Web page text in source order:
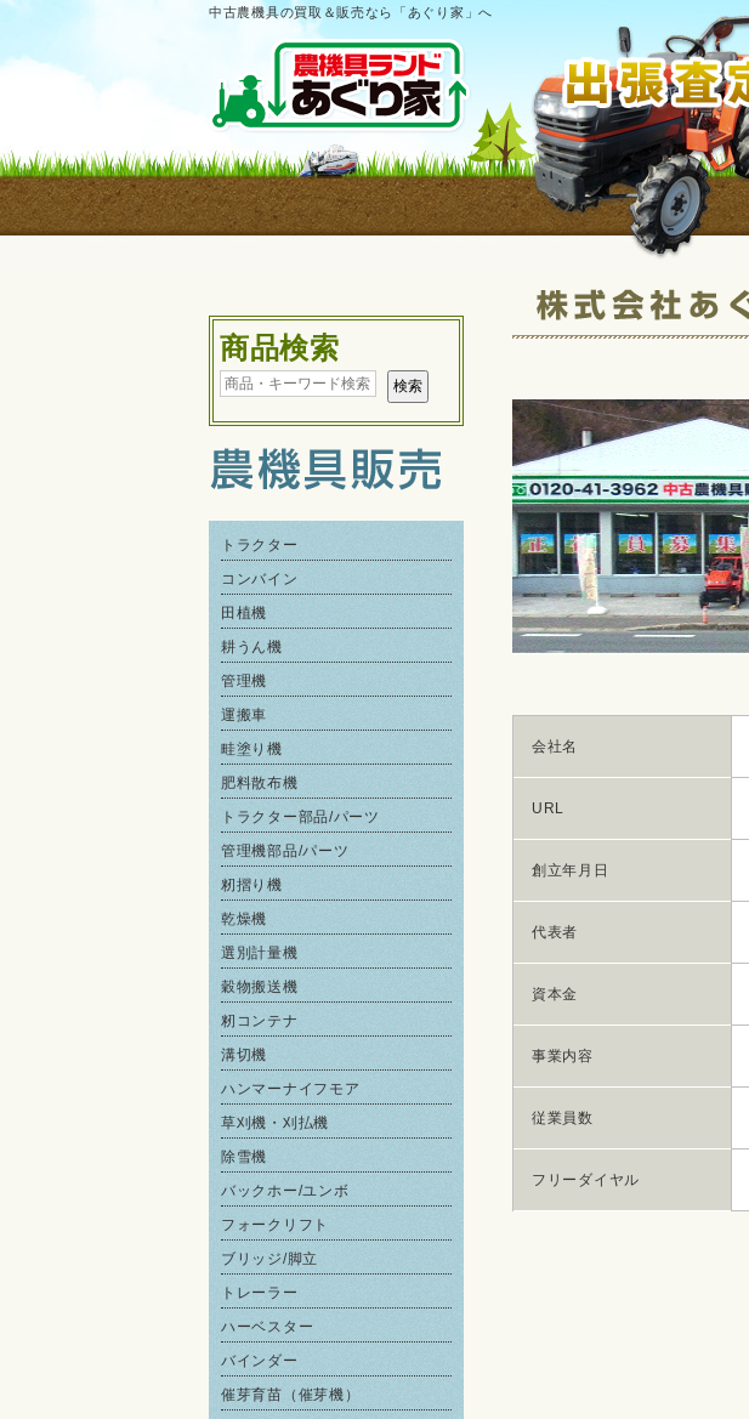
中古農機具の買取＆販売なら「あぐり家」へ
商品検索
トラクター
コンバイン
田植機
耕うん機
管理機
運搬車
畦塗り機
肥料散布機
トラクター部品/パーツ
管理機部品/パーツ
籾摺り機
乾燥機
選別計量機
穀物搬送機
籾コンテナ
溝切機
ハンマーナイフモア
草刈機・刈払機
除雪機
バックホー/ユンボ
フォークリフト
ブリッジ/脚立
トレーラー
ハーベスター
バインダー
催芽育苗（催芽機）
会社名
URL
創立年月日
代表者
資本金
事業内容
従業員数
フリーダイヤル